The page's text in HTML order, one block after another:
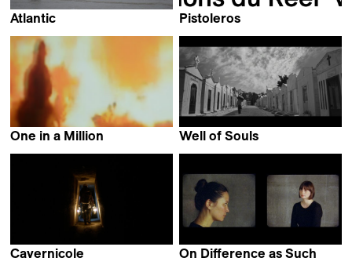
Atlantic
Cristiano Barbosa
Pistoleros
& Silvia Wolkan
One in a Million
Well of Souls
Cavernicole
On Difference as Such